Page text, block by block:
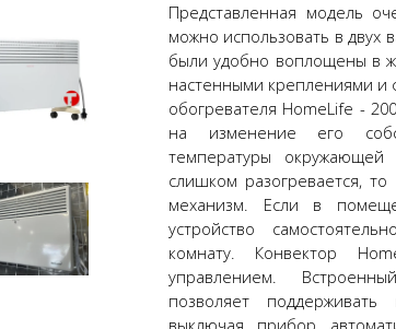
Представленная модель
можно использовать в двух
были удобно воплощены в
настенными креплениями и
обогревателя HomeLife -
на изменение его
температуры окружающей
слишком разогревается,
механизм. Если в
устройство
комнату. Конвектор
управлением.
позволяет